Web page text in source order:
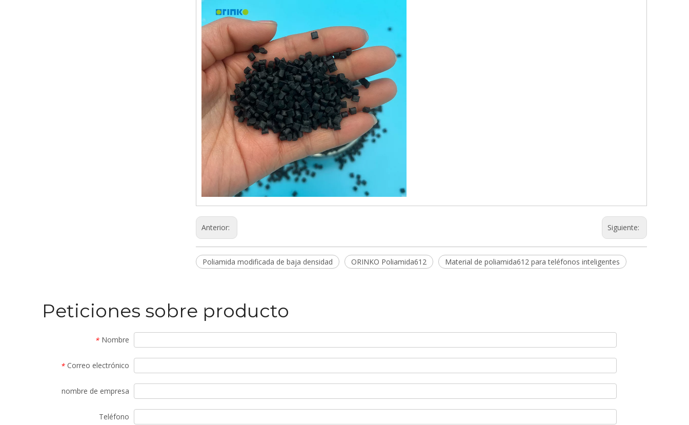
Anterior: Siguiente:
Poliamida modificada de baja densidad ORINKO Poliamida612 Material de poliamida612 para teléfonos inteligentes
Peticiones sobre producto
* Nombre
* Correo electrónico
nombre de empresa
Teléfono